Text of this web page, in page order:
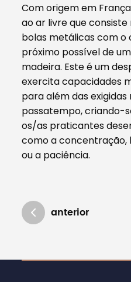
Com origem em
ao ar livre que
bolas metálicas com o
próximo possível de
madeira. Este é um
exercita capacidades
para além das exigidas
passatempo, criando-
os/as praticantes
como a concentração,
ou a paciência.
anterior
Atualizado em 16/12/